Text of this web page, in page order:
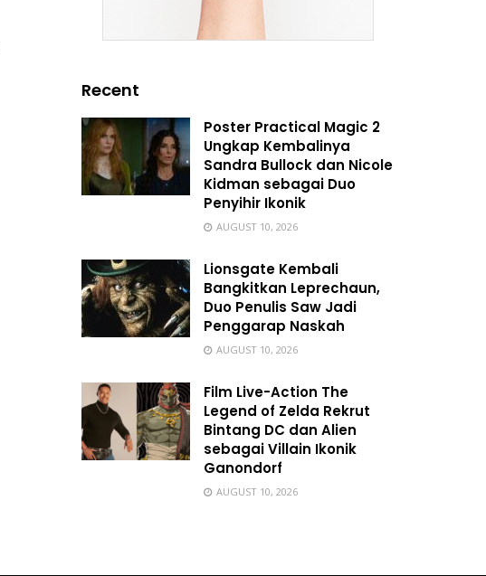
Recent
Poster Practical Magic 2
Ungkap Kembalinya
Sandra Bullock dan Nicole
Kidman sebagai Duo
Penyihir Ikonik
AUGUST 10, 2026
Lionsgate Kembali
Bangkitkan Leprechaun,
Duo Penulis Saw Jadi
Penggarap Naskah
AUGUST 10, 2026
Film Live-Action The
Legend of Zelda Rekrut
Bintang DC dan Alien
sebagai Villain Ikonik
Ganondorf
AUGUST 10, 2026